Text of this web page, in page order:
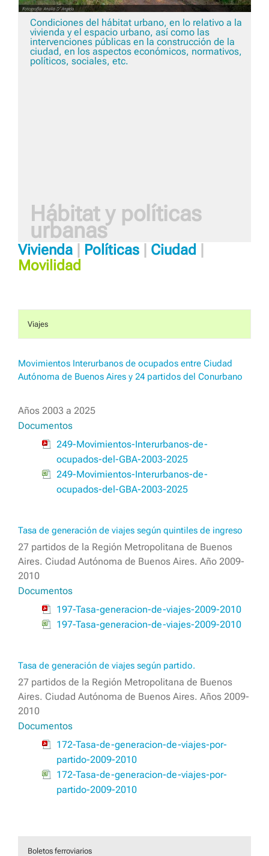
Condiciones del hábitat urbano, en lo relativo a la
vivienda y el espacio urbano, así como las
intervenciones públicas en la construcción de la
ciudad, en los aspectos económicos, normativos,
políticos, sociales, etc.
Hábitat y políticas
urbanas
Vivienda Políticas Ciudad
Movilidad
Viajes
Movimientos Interurbanos de ocupados entre Ciudad
Autónoma de Buenos Aires y 24 partidos del Conurbano
Años 2003 a 2025
Documentos
249-Movimientos-Interurbanos-de-
ocupados-del-GBA-2003-2025
249-Movimientos-Interurbanos-de-
ocupados-del-GBA-2003-2025
Tasa de generación de viajes según quintiles de ingreso
27 partidos de la Región Metropolitana de Buenos
Aires. Ciudad Autónoma de Buenos Aires. Año 2009-
2010
Documentos
197-Tasa-generacion-de-viajes-2009-2010
197-Tasa-generacion-de-viajes-2009-2010
Tasa de generación de viajes según partido.
27 partidos de la Región Metropolitana de Buenos
Aires. Ciudad Autónoma de Buenos Aires. Años 2009-
2010
Documentos
172-Tasa-de-generacion-de-viajes-por-
partido-2009-2010
172-Tasa-de-generacion-de-viajes-por-
partido-2009-2010
Boletos ferroviarios